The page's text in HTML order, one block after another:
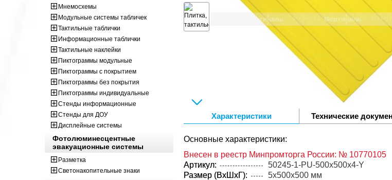
Характеристики Технические
Основные характеристики:
Внесен в реестр Минпромторга России: № 10770105
Артикул:
50245-1-PU-500x500x4-Y
Размер (ВxШxГ):
5x500x500 мм
Мнемосхемы
Модульные системы табличек
Тактильные таблички
Информационные таблички
Тактильные наклейки
Пиктограммы модульные
Пиктограммы с покрытием
Пиктограммы без покрытия
Пиктограммы индивидуальные
Стенды информационные
Стенды для ДОУ
Дисплейные системы
Фотолюминесцентные
эвакуационные системы
Разметка
Светонакопительные знаки